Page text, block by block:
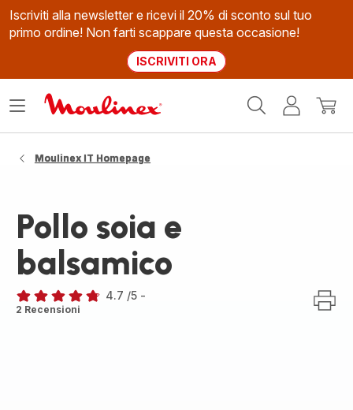
Iscriviti alla newsletter e ricevi il 20% di sconto sul tuo
primo ordine! Non farti scappare questa occasione!
ISCRIVITI ORA
Il
Apri
Moulinex IT Homepage
Pollo soia e
balsamico
ratings.4.7
4.7 /5 -
2 Recensioni